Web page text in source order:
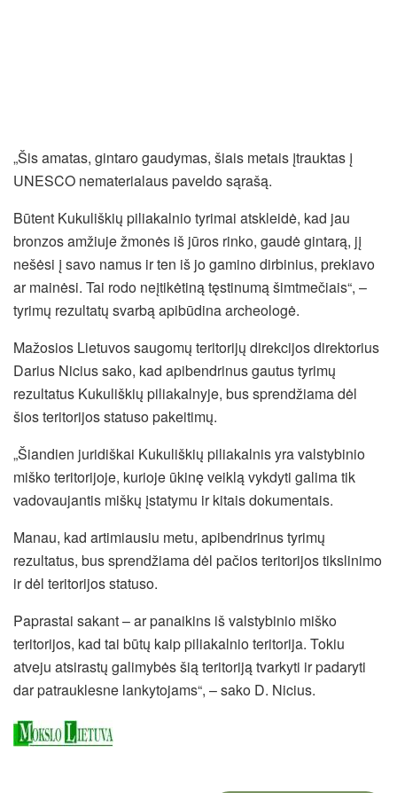
„Šis amatas, gintaro gaudymas, šiais metais įtrauktas į
UNESCO nematerialaus paveldo sąrašą.
Būtent Kukuliškių piliakalnio tyrimai atskleidė, kad jau
bronzos amžiuje žmonės iš jūros rinko, gaudė gintarą, jį
nešėsi į savo namus ir ten iš jo gamino dirbinius, prekiavo
ar mainėsi. Tai rodo neįtikėtiną tęstinumą šimtmečiais“, –
tyrimų rezultatų svarbą apibūdina archeologė.
Mažosios Lietuvos saugomų teritorijų direkcijos direktorius
Darius Nicius sako, kad apibendrinus gautus tyrimų
rezultatus Kukuliškių piliakalnyje, bus sprendžiama dėl
šios teritorijos statuso pakeitimų.
„Šiandien juridiškai Kukuliškių piliakalnis yra valstybinio
miško teritorijoje, kurioje ūkinę veiklą vykdyti galima tik
vadovaujantis miškų įstatymu ir kitais dokumentais.
Manau, kad artimiausiu metu, apibendrinus tyrimų
rezultatus, bus sprendžiama dėl pačios teritorijos tikslinimo
ir dėl teritorijos statuso.
Paprastai sakant – ar panaikins iš valstybinio miško
teritorijos, kad tai būtų kaip piliakalnio teritorija. Tokiu
atveju atsirastų galimybės šią teritoriją tvarkyti ir padaryti
dar patrauklesne lankytojams“, – sako D. Nicius.